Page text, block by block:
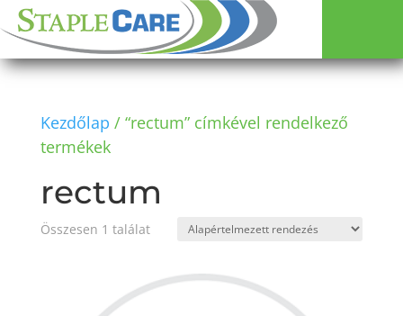
Kezdőlap / “rectum” címkével rendelkező
termékek
rectum
Összesen 1 találat